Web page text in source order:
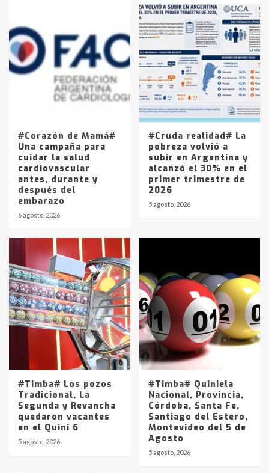
4
Accidente en Ruta 5: falleció un
joven de Trenque Lauquen
Los precios de los combustibles en
La Pampa, desde YPF hasta Axion
entre 857 a 1338 pesos
#Corazón de Mamá#
Una campaña para
cuidar la salud
cardiovascular
antes, durante y
después del
embarazo
6 agosto, 2026
#Cruda realidad# La
pobreza volvió a
subir en Argentina y
alcanzó el 30% en el
primer trimestre de
2026
5 agosto, 2026
#Timba# Los pozos
Tradicional, La
Segunda y Revancha
quedaron vacantes
en el Quini 6
5 agosto, 2026
#Timba# Quiniela
Nacional, Provincia,
Córdoba, Santa Fe,
Santiago del Estero,
Montevideo del 5 de
Agosto
5 agosto, 2026